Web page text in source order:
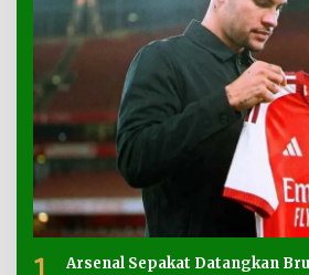
Arsenal Sepakat Datangkan